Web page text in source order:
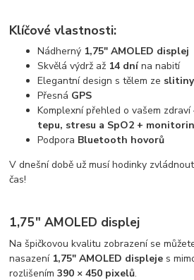
Klíčové vlastnosti:
Nádherný 1,75" AMOLED displej
Skvělá výdrž až 14 dnína nabití
Elegantní design s tělem ze
Přesná GPS
Komplexní přehled o vašem zdraví
tepu, stresu a SpO2 +
Podpora Bluetooth hovorů
V dnešní době už musí hodinky
čas!
1,75" AMOLED displej
Na špičkovou kvalitu zobrazení se
nasazení 1,75" AMOLED displeje s
rozlišením390 × 450 pixelů.